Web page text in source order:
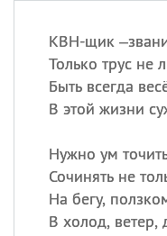
КВН-щик
Только трус не
Быть всегда
В этой жизни
Нужно ум
Сочинять не
На бегу,
В холод, ветер,